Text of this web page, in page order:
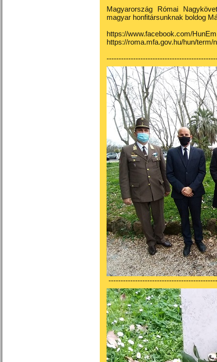
Magyarország Római
magyar honfitársunknak boldog
https://www.facebook.com/
https://roma.mfa.gov.hu/hun/term/